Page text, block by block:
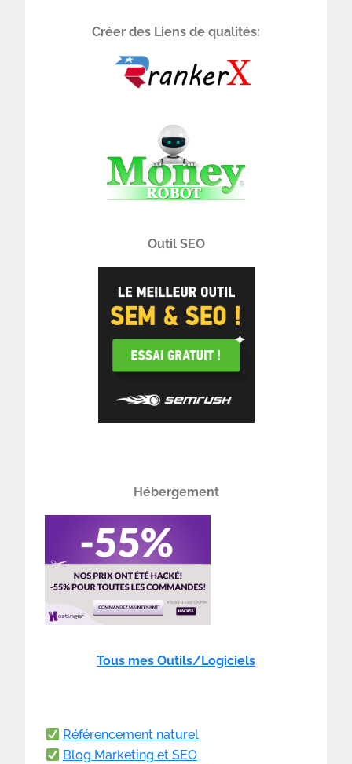
Créer des Liens de qualités:
Outil SEO
Hébergement
Tous mes Outils/Logiciels
Référencement naturel
Blog Marketing et SEO